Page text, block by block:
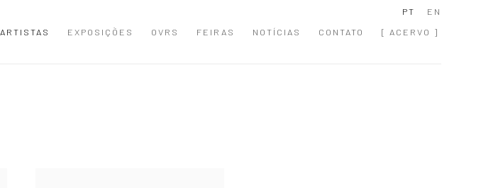
ARTISTAS EXPOSIÇÕES OVRS FEIRAS NOTÍCIAS CONTATO [ ACERVO ]
PT EN